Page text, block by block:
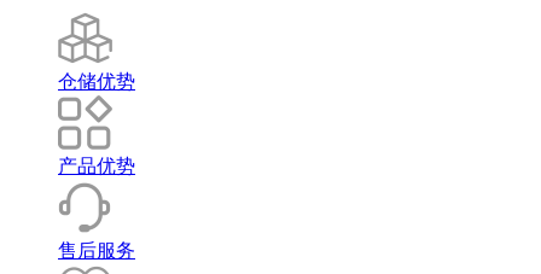
仓储优势
产品优势
售后服务